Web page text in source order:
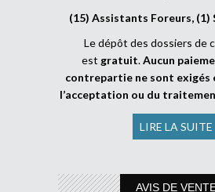
(15) Assistants Foreurs, (1)
Le dépôt des dossiers de
est gratuit.Aucun
contrepartie ne sont exigés
l’acceptation ou du
LIRE LA SUITE
AVIS DE